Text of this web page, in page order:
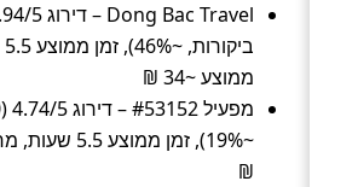
ממוצע ~34 ₪
₪